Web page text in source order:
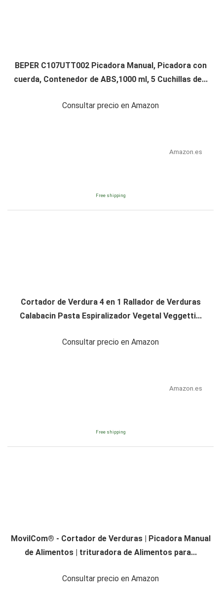
BEPER C107UTT002 Picadora Manual, Picadora con
cuerda, Contenedor de ABS,1000 ml, 5 Cuchillas de...
Consultar precio en Amazon
Amazon.es
Free shipping
Cortador de Verdura 4 en 1 Rallador de Verduras
Calabacin Pasta Espiralizador Vegetal Veggetti...
Consultar precio en Amazon
Amazon.es
Free shipping
MovilCom® - Cortador de Verduras | Picadora Manual
de Alimentos | trituradora de Alimentos para...
Consultar precio en Amazon